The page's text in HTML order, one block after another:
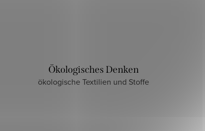
Ökologisches Denken
ökologische Textilien und Stoffe